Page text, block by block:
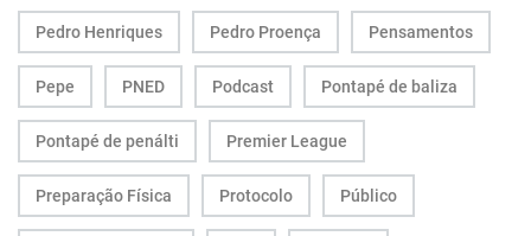
Pedro Henriques Pedro Proença Pensamentos
Pepe PNED Podcast Pontapé de baliza
Pontapé de penálti Premier League
Preparação Física Protocolo Público